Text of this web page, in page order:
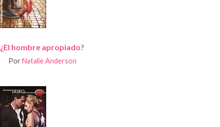
¿El hombre apropiado?
Por Natalie Anderson